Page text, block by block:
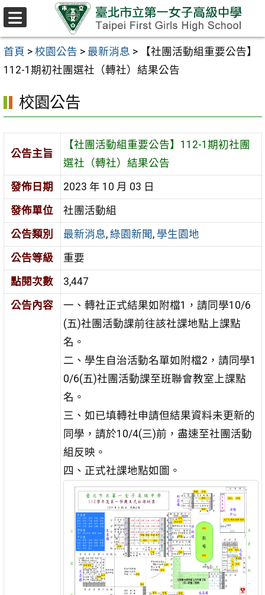
跳至主要內容區
首頁 > 校園公告 > 最新消息 >
【社團活動組重要公告】
112-1期初社團選社（轉社）結果公告
校園公告
公告主旨
【社團活動組重要公告】112-1期初社團
選社（轉社）結果公告
發佈日期
2023 年 10 月 03 日
發佈單位
社團活動組
公告類別
最新消息, 綠園新聞 , 學生園地
公告等級
重要
點閱次數
3,447
公告內容
一、轉社正式結果如附檔1，請同學10/6
(五)社團活動課前往該社課地點上課點
名。
二、學生自治活動名單如附檔2，請同學1
0/6(五)社團活動課至班聯會教室上課點
名。
三、如已填轉社申請但結果資料未更新的
同學，請於10/4(三)前，盡速至社團活動
組反映。
四、正式社課地點如圖。
選
單